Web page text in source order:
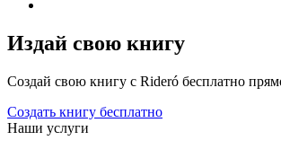
Издай свою книгу
Создай свою книгу с Rideró бесплатно
Создать книгу бесплатно
Наши услуги